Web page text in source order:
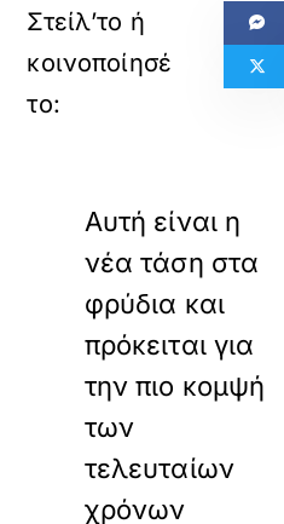
Αυτή είναι η
νέα τάση στα
φρύδια και
πρόκειται για
την πιο κομψή
των
τελευταίων
χρόνων